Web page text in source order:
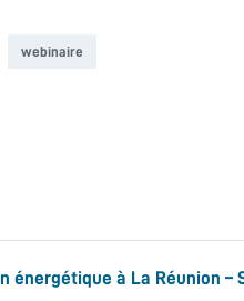
webinaire
à La Réunion –